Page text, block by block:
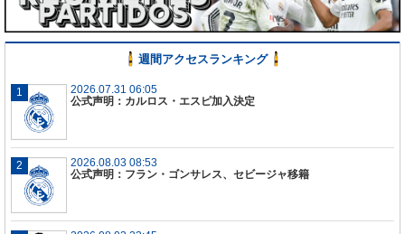
週間アクセスランキング
2026.07.31 06:05
公式声明：カルロス・エスピ加入決定
2026.08.03 08:53
公式声明：フラン・ゴンサレス、セビージャ移籍